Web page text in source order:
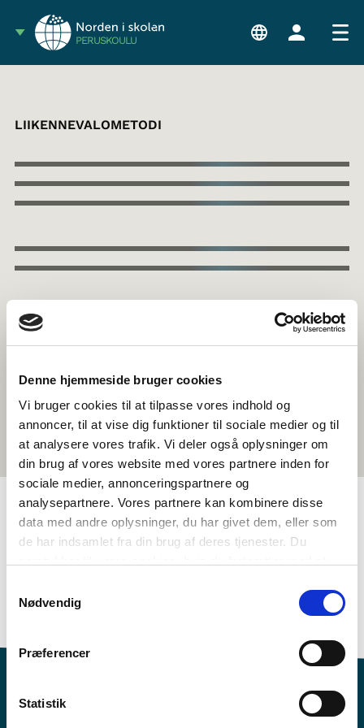
Denne hjemmeside bruger cookies
Vi bruger cookies til at tilpasse vores indhold og
annoncer, til at vise dig funktioner til sociale medier og til
at analysere vores trafik. Vi deler også oplysninger om
din brug af vores website med vores partnere inden for
sociale medier, annonceringspartnere og
analysepartnere. Vores partnere kan kombinere disse
data med andre oplysninger, du har givet dem, eller som
de har indsamlet fra din brug af deres tjenester. Du
Nødvendig
Præferencer
Statistik
PERUSKOULU
Kielenopetus 3.-4. luokka
5.-6. luokka
Toimintaehdotus
LIIKENNEVALOMETODI